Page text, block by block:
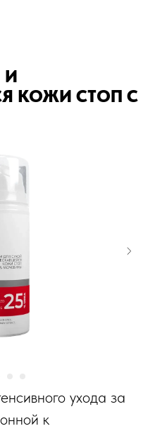
И
КОЖИ СТОП С
ухода за
к